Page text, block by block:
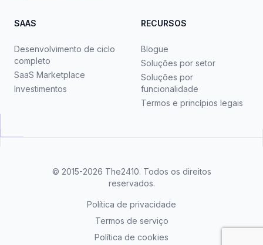
SAAS
Desenvolvimento de ciclo
completo
SaaS Marketplace
Investimentos
RECURSOS
Blogue
Soluções por setor
Soluções por
funcionalidade
Termos e princípios legais
© 2015-2026 The2410. Todos os direitos
reservados.
Política de privacidade
Termos de serviço
Política de cookies